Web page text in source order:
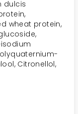
dulcis
wheat protein,
Citronellol,